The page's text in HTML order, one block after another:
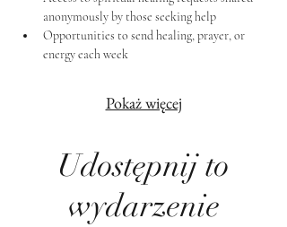
anonymously by those seeking help
Opportunities to send healing, prayer, or
energy each week
Pokaż więcej
Udostępnij to
wydarzenie